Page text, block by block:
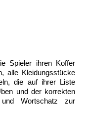
Spieler ihren Koffer
alle Kleidungsstücke
die auf ihrer Liste
und der korrekten
und Wortschatz zur